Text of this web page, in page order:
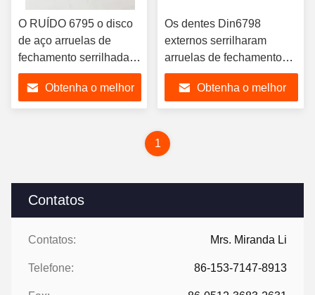
Contatos
Contatos: Mrs. Miranda Li
Telefone: 86-153-7147-8913
O RUÍDO 6795 o disco
de aço arruelas de
fechamento serrilhadas
serrilhou arruelas
aterrando lisas
Obtenha o melhor
Os dentes Din6798
externos serrilharam
arruelas de fechamento
fazem à máquina arruelas
de fechamento dentadas
métricas dos acessórios
Obtenha o melhor
1